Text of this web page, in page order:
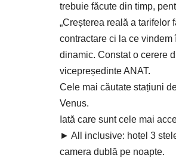
trebuie făcute din timp,
„Creșterea reală a tarifelor
contractare ci la ce
dinamic. Constat o cerere
vicepreședinte ANAT.
Cele mai căutate stațiuni
Venus.
Iată care sunt cele mai
► All inclusive: hotel 3
camera dublă pe noapte.